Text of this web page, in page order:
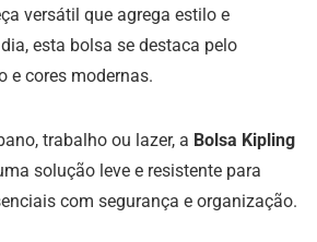
versátil que agrega estilo e
esta bolsa se destaca pelo
e cores modernas.
trabalho ou lazer, a Bolsa Kipling
solução leve e resistente para
com segurança e organização.